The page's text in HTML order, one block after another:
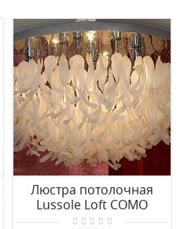
Люстра потолочная
Lussole Loft COMO
GRLSA-5603-10